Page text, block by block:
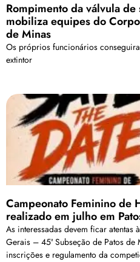
Rompimento da válvula
mobiliza equipes do
de Minas
Os próprios funcionários
extintor
Campeonato Feminino de
realizado em julho em
As interessadas devem ficar atentas
Gerais – 45ª Subseção de Patos
inscrições e regulamento da